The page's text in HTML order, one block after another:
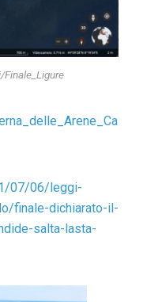
07/06/leggi-
finale-dichiarato-il-
salta-lasta-